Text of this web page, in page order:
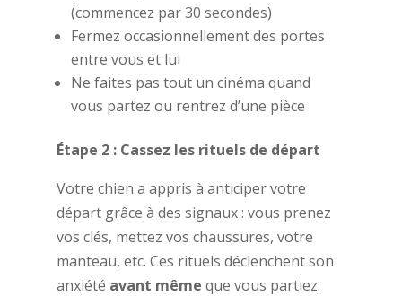
(commencez par 30 secondes)
Fermez occasionnellement des portes
entre vous et lui
Ne faites pas tout un cinéma quand
vous partez ou rentrez d’une pièce
Étape 2 : Cassez les rituels de départ
Votre chien a appris à anticiper votre
départ grâce à des signaux : vous prenez
vos clés, mettez vos chaussures, votre
manteau, etc. Ces rituels déclenchent son
anxiété avant même que vous partiez.